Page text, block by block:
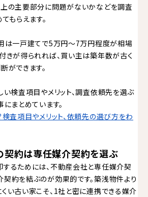
の主要部分に問題がないかなどを調査
もらえます。
は一戸建てで5万円～7万円程度が相場
きが得られれば、買い主は築年数が古く
ができます。
い検査項目やメリット、調査依頼先を選ぶ
まとめています。
検査項目やメリット、依頼先の選び方をわ
契約は専任媒介契約を選ぶ
るためには、不動産会社と専任媒介契
約を結ぶのが効果的です。築浅物件より
い古い家こそ、1社と密に連携できる媒介